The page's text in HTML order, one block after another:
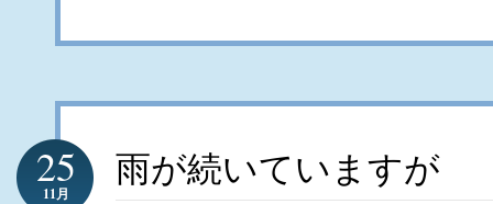
雨が続いていますが
25
11月